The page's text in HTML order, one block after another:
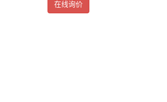
在线询价